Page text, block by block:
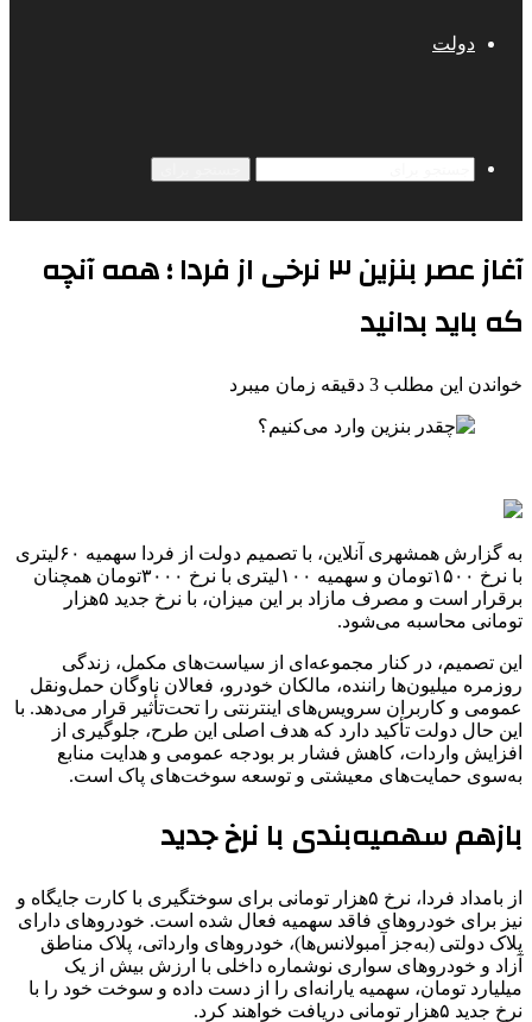
دولت
آغاز عصر بنزین ۳ نرخی از فردا ؛ همه آنچه
که باید بدانید
خواندن این مطلب 3 دقیقه زمان میبرد
به گزارش همشهری آنلاین، با تصمیم دولت از فردا سهمیه ۶۰لیتری
با نرخ ۱۵۰۰تومان و سهمیه ۱۰۰لیتری با نرخ ۳۰۰۰تومان همچنان
برقرار است و مصرف مازاد بر این میزان، با نرخ جدید ۵هزار
تومانی محاسبه می‌شود.
این تصمیم، در کنار مجموعه‌ای از سیاست‌های مکمل، زندگی
روزمره میلیون‌ها راننده، مالکان خودرو، فعالان ناوگان حمل‌ونقل
عمومی و کاربران سرویس‌های اینترنتی را تحت‌تأثیر قرار می‌دهد. با
این حال دولت تأکید دارد که هدف اصلی این طرح، جلوگیری از
افزایش واردات، کاهش فشار بر بودجه عمومی و هدایت منابع
به‌سوی حمایت‌های معیشتی و توسعه سوخت‌های پاک است.
بازهم سهمیه‌بندی با نرخ جدید
از بامداد فردا، نرخ ۵هزار تومانی برای سوختگیری با کارت جایگاه و
نیز برای خودروهای فاقد سهمیه فعال شده است. خودروهای دارای
پلاک دولتی (به‌جز آمبولانس‌ها)، خودروهای وارداتی، پلاک مناطق
آزاد و خودروهای سواری نوشماره داخلی با ارزش بیش از یک
میلیارد تومان، سهمیه یارانه‌ای را از دست داده و سوخت خود را با
نرخ جدید ۵هزار تومانی دریافت خواهند کرد.